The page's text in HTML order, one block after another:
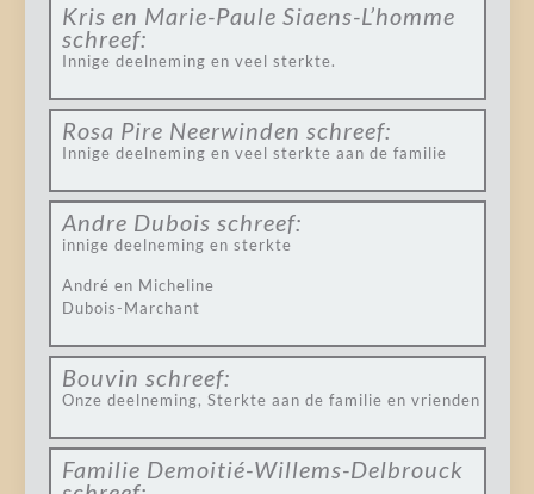
Kris en Marie-Paule Siaens-L’homme
schreef:
Innige deelneming en veel sterkte.
Rosa Pire Neerwinden schreef:
Innige deelneming en veel sterkte aan de familie
Andre Dubois schreef:
innige deelneming en sterkte
André en Micheline
Dubois-Marchant
Bouvin schreef:
Onze deelneming, Sterkte aan de familie en vrienden
Familie Demoitié-Willems-Delbrouck